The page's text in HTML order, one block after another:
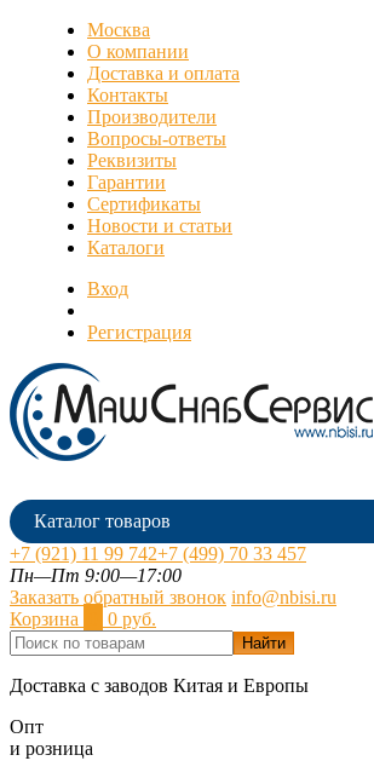
Москва
О компании
Доставка и оплата
Контакты
Производители
Вопросы-ответы
Реквизиты
Гарантии
Сертификаты
Новости и статьи
Каталоги
Вход
Регистрация
Каталог товаров
+7 (921) 11 99 742+7 (499) 70 33 457
Пн—Пт 9:00—17:00
Заказать обратный звонок info@nbisi.ru
Корзина
0 руб.
Найти
Доставка с заводов Китая и Европы
Опт
и розница